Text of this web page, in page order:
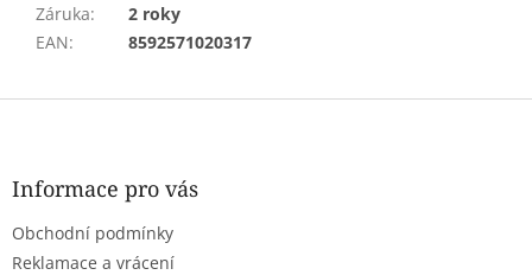
Záruka:
2 roky
EAN: 8592571020317
Z
Informace pro vás
Obchodní podmínky
Reklamace a vrácení